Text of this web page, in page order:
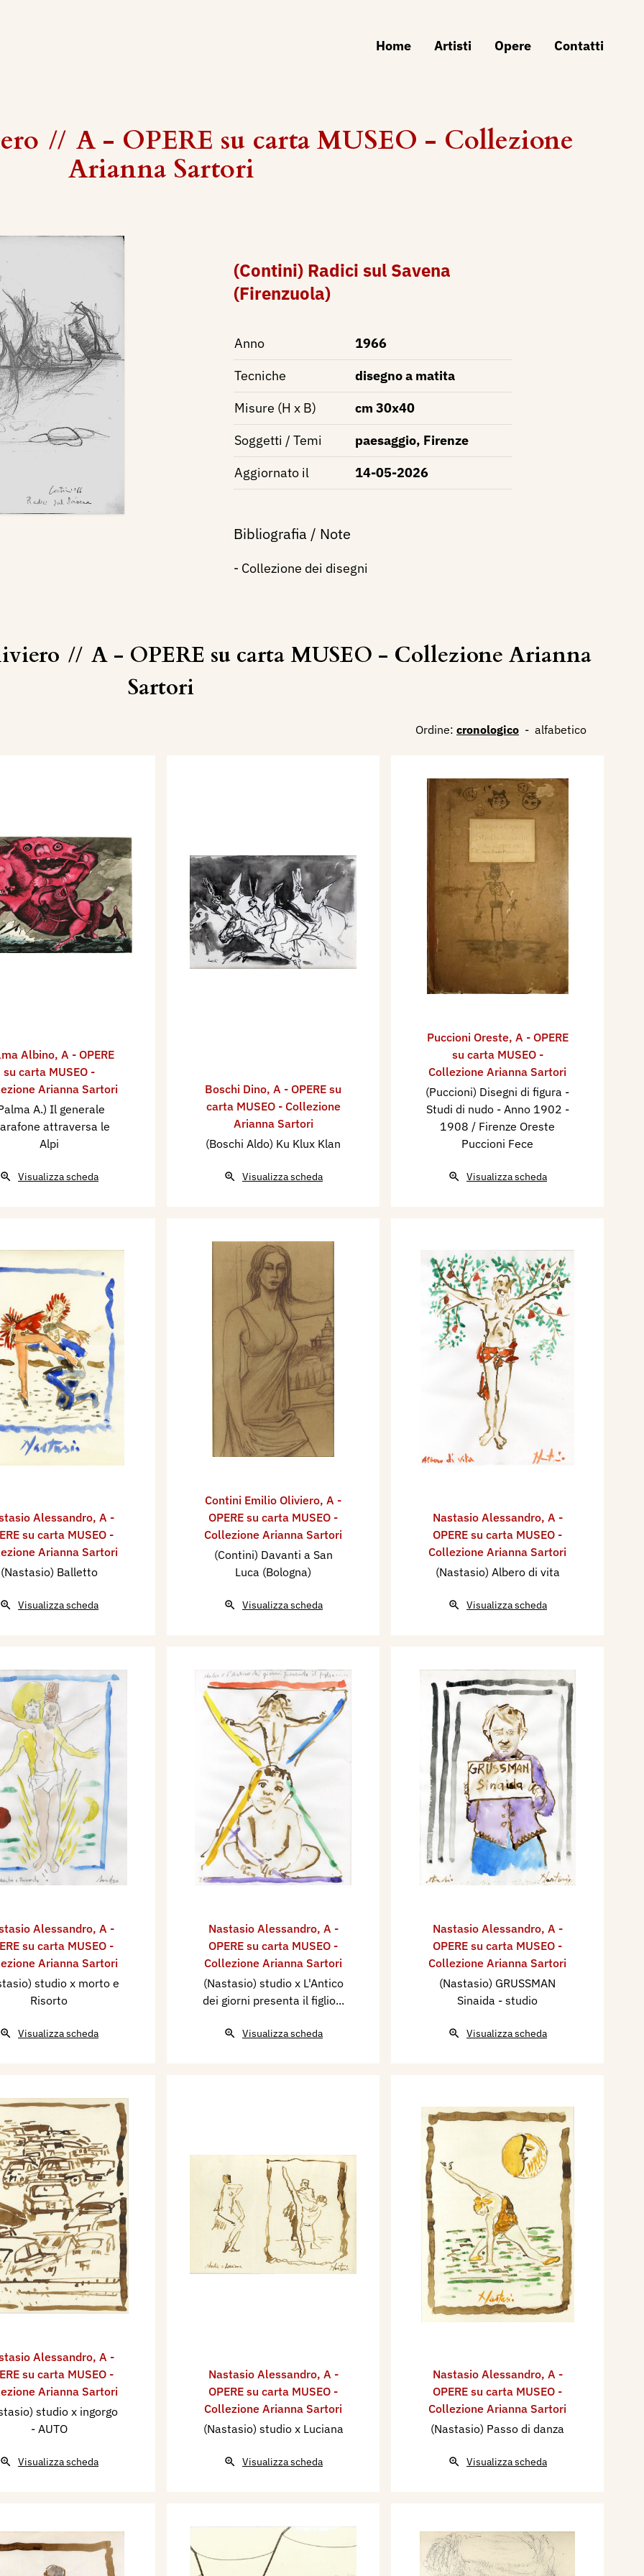
Home Artisti Opere Contatti
// A - OPERE su carta MUSEO - Collezione
Arianna Sartori
(Contini) Radici sul Savena
(Firenzuola)
Anno
1966
Tecniche
disegno a matita
Misure (H x B)
cm 30x40
Soggetti / Temi
paesaggio, Firenze
Aggiornato il
14-05-2026
Bibliografia / Note
- Collezione dei disegni
// A - OPERE su carta MUSEO - Collezione Arianna
Sartori
Ordine: cronologico - alfabetico
Albino, A - OPERE
su carta MUSEO -
Arianna Sartori
A.) Il generale
attraversa le
Alpi
Visualizza scheda
Boschi Dino, A - OPERE su
carta MUSEO - Collezione
Arianna Sartori
(Boschi Aldo) Ku Klux Klan
Visualizza scheda
Puccioni Oreste, A - OPERE
su carta MUSEO -
Collezione Arianna Sartori
(Puccioni) Disegni di figura -
Studi di nudo - Anno 1902 -
1908 / Firenze Oreste
Puccioni Fece
Visualizza scheda
Alessandro, A -
su carta MUSEO -
Arianna Sartori
(Nastasio) Balletto
Visualizza scheda
Contini Emilio Oliviero, A -
OPERE su carta MUSEO -
Collezione Arianna Sartori
(Contini) Davanti a San
Luca (Bologna)
Visualizza scheda
Nastasio Alessandro, A -
OPERE su carta MUSEO -
Collezione Arianna Sartori
(Nastasio) Albero di vita
Visualizza scheda
Alessandro, A -
su carta MUSEO -
Arianna Sartori
studio x morto e
Risorto
Visualizza scheda
Nastasio Alessandro, A -
OPERE su carta MUSEO -
Collezione Arianna Sartori
(Nastasio) studio x L'Antico
dei giorni presenta il figlio...
Visualizza scheda
Nastasio Alessandro, A -
OPERE su carta MUSEO -
Collezione Arianna Sartori
(Nastasio) GRUSSMAN
Sinaida - studio
Visualizza scheda
Alessandro, A -
su carta MUSEO -
Arianna Sartori
studio x ingorgo
- AUTO
Visualizza scheda
Nastasio Alessandro, A -
OPERE su carta MUSEO -
Collezione Arianna Sartori
(Nastasio) studio x Luciana
Visualizza scheda
Nastasio Alessandro, A -
OPERE su carta MUSEO -
Collezione Arianna Sartori
(Nastasio) Passo di danza
Visualizza scheda